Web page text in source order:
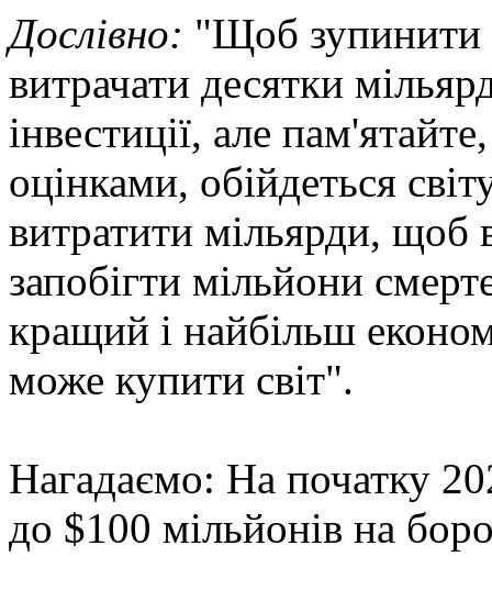
Дослівно: "Щоб зупинити
витрачати десятки
інвестиції, але
оцінками, обійдеться
витратити мільярди, щоб
запобігти мільйони
кращий і найбільш
може купити світ".
Нагадаємо: На початку
до $100 мільйонів на